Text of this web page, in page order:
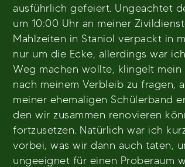
ausführlich gefeiert. Ungeachtet
um 10:00 Uhr an meiner
Mahlzeiten in Staniol verpackt in
nur um die Ecke, allerdings war
Weg machen wollte, klingelt
nach meinem Verbleib zu fragen,
meiner ehemaligen Schülerband
den wir zusammen renovieren
fortzusetzen. Natürlich war ich
vorbei, was wir dann auch taten,
ungeeignet für einen Proberaum